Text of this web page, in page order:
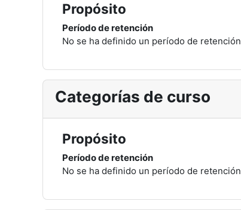
Propósito
Período de retención
No se ha definido un período de retención
Categorías de curso
Propósito
Período de retención
No se ha definido un período de retención